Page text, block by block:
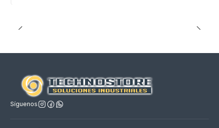
Síguenos